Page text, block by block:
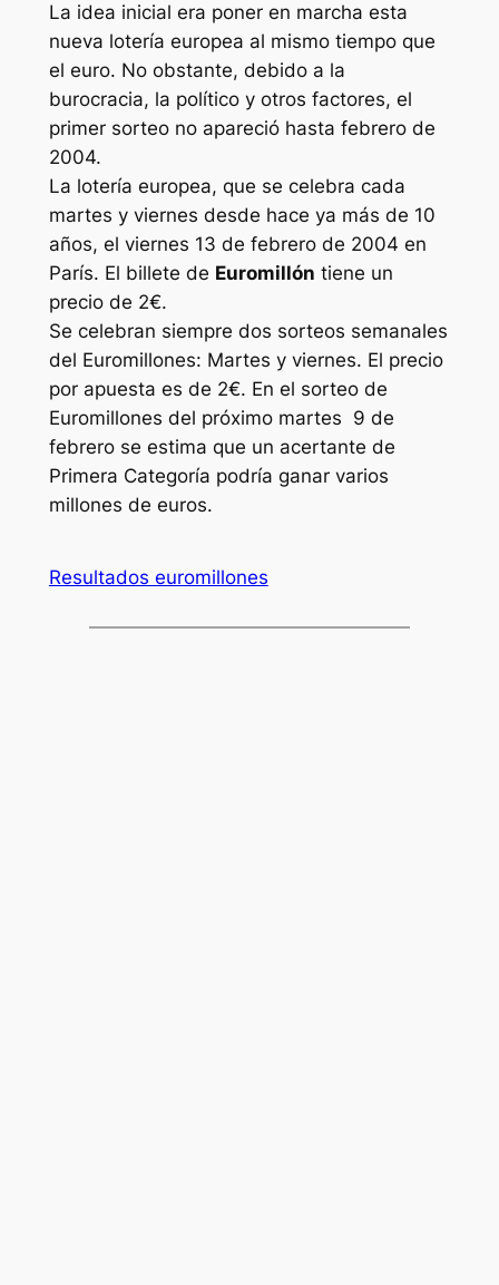
La idea inicial era poner en marcha esta
nueva lotería europea al mismo tiempo que
el euro. No obstante, debido a la
burocracia, la político y otros factores, el
primer sorteo no apareció hasta febrero de
2004.
La lotería europea, que se celebra cada
martes y viernes desde hace ya más de 10
años, el viernes 13 de febrero de 2004 en
París. El billete de Euromillón tiene un
precio de 2€.
Se celebran siempre dos sorteos semanales
del Euromillones: Martes y viernes. El precio
por apuesta es de 2€. En el sorteo de
Euromillones del próximo martes 9 de
febrero se estima que un acertante de
Primera Categoría podría ganar varios
millones de euros.
Resultados euromillones